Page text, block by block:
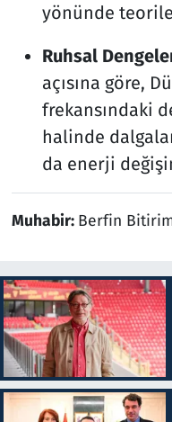
yönünde
Ruhsal
açısına göre,
frekansındaki
halinde
da enerji
Muhabir: Berfin